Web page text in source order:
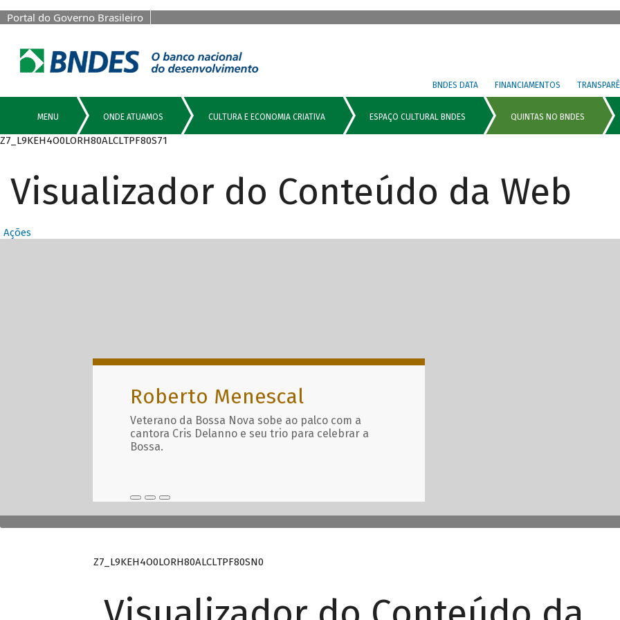
Portal do Governo Brasileiro
BNDES DATA FINANCIAMENTOS
Z7_L9KEH4O0LORH80ALCLTPF80S71
Visualizador do Conteúdo da Web
Ações
Roberto Menescal
Veterano da Bossa Nova sobe ao palco com a
cantora Cris Delanno e seu trio para celebrar a
Bossa.
Z7_L9KEH4O0LORH80ALCLTPF80SN0